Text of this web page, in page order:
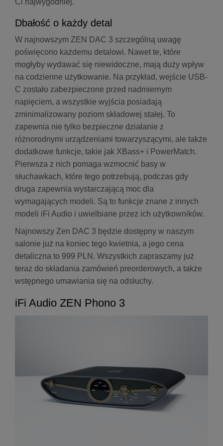
Ci najwygodniej.
Dbałość o każdy detal
W najnowszym ZEN DAC 3 szczególną uwagę
poświęcono każdemu detalowi. Nawet te, które
mogłyby wydawać się niewidoczne, mają duży wpływ
na codzienne użytkowanie. Na przykład, wejście USB-
C zostało zabezpieczone przed nadmiernym
napięciem, a wszystkie wyjścia posiadają
zminimalizowany poziom składowej stałej. To
zapewnia nie tylko bezpieczne działanie z
różnorodnymi urządzeniami towarzyszącymi, ale także
dodatkowe funkcje, takie jak XBass+ i PowerMatch.
Pierwsza z nich pomaga wzmocnić basy w
słuchawkach, które tego potrzebują, podczas gdy
druga zapewnia wystarczającą moc dla
wymagających modeli. Są to funkcje znane z innych
modeli iFi Audio i uwielbiane przez ich użytkowników.
Najnowszy Zen DAC 3 będzie dostępny w naszym
salonie już na koniec tego kwietnia, a jego cena
detaliczna to 999 PLN. Wszystkich zapraszamy już
teraz do składania zamówień preorderowych, a także
wstępnego umawiania się na odsłuchy.
iFi Audio ZEN Phono 3